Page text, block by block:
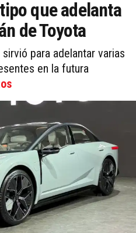
que adelanta
de Toyota
para adelantar varias
en la futura